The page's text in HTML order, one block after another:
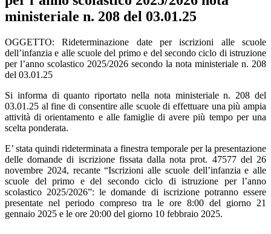
ministeriale n. 208 del 03.01.25
OGGETTO: Rideterminazione date per iscrizioni alle scuole
dell’infanzia e alle scuole del primo e del secondo ciclo di istruzione
per l’anno scolastico 2025/2026 secondo la nota ministeriale n. 208
del 03.01.25
Si informa di quanto riportato nella nota ministeriale n. 208 del
03.01.25 al fine di consentire alle scuole di effettuare una più ampia
attività di orientamento e alle famiglie di avere più tempo per una
scelta ponderata.
E’ stata quindi rideterminata a finestra temporale per la presentazione
delle domande di iscrizione fissata dalla nota prot. 47577 del 26
novembre 2024, recante “Iscrizioni alle scuole dell’infanzia e alle
scuole del primo e del secondo ciclo di istruzione per l’anno
scolastico 2025/2026”: le domande di iscrizione potranno essere
presentate nel periodo compreso tra le ore 8:00 del giorno 21
gennaio 2025 e le ore 20:00 del giorno 10 febbraio 2025.